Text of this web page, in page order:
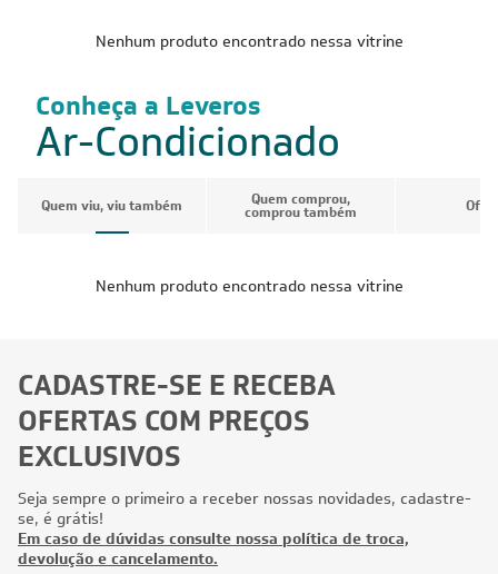
Nenhum produto encontrado nessa vitrine
Conheça a Leveros
Ar-Condicionado
Quem viu, viu também Quem comprou,
comprou também
Nenhum produto encontrado nessa vitrine
CADASTRE-SE E RECEBA
OFERTAS COM PREÇOS
EXCLUSIVOS
Seja sempre o primeiro a receber nossas novidades, cadastre-
se, é grátis!
Em caso de dúvidas consulte nossa política de troca,
devolução e cancelamento.